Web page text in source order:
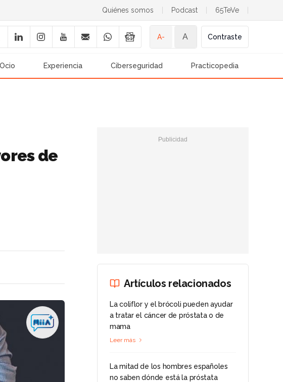
Quiénes somos Podcast 65TeVe
A- A Contraste
Ocio Experiencia Ciberseguridad Practicopedia
de
Artículos relacionados
La coliflor y el brócoli pueden ayudar
a tratar el cáncer de próstata o de
mama
Leer más
La mitad de los hombres españoles
no saben dónde está la próstata